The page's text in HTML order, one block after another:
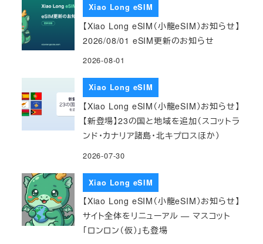
Xiao Long eSIM
【Xiao Long eSIM（小龍eSIM）お知らせ】
2026/08/01 eSIM更新のお知らせ
2026-08-01
Xiao Long eSIM
【Xiao Long eSIM（小龍eSIM）お知らせ】
【新登場】23の国と地域を追加（スコットラ
ンド・カナリア諸島・北キプロスほか）
2026-07-30
Xiao Long eSIM
【Xiao Long eSIM（小龍eSIM）お知らせ】
サイト全体をリニューアル — マスコット
「ロンロン（仮）」も登場